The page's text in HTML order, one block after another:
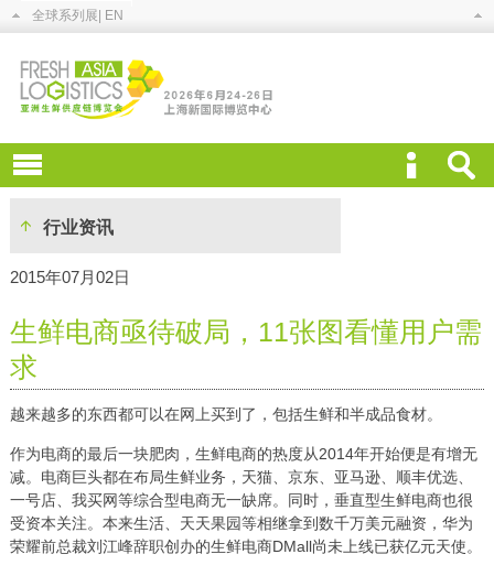
全球系列展 | EN
行业资讯
2015年07月02日
生鲜电商亟待破局，11张图看懂用户需
求
越来越多的东西都可以在网上买到了，包括生鲜和半成品食材。
作为电商的最后一块肥肉，生鲜电商的热度从2014年开始便是有增无
减。电商巨头都在布局生鲜业务，天猫、京东、亚马逊、顺丰优选、
一号店、我买网等综合型电商无一缺席。同时，垂直型生鲜电商也很
受资本关注。本来生活、天天果园等相继拿到数千万美元融资，华为
荣耀前总裁刘江峰辞职创办的生鲜电商DMall尚未上线已获亿元天使。